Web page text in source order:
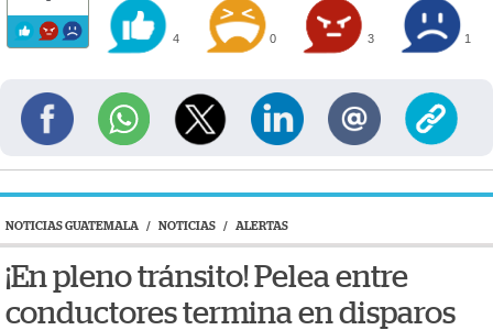
4 0 3 1
NOTICIAS GUATEMALA / NOTICIAS / ALERTAS
¡En pleno tránsito! Pelea entre
conductores termina en disparos